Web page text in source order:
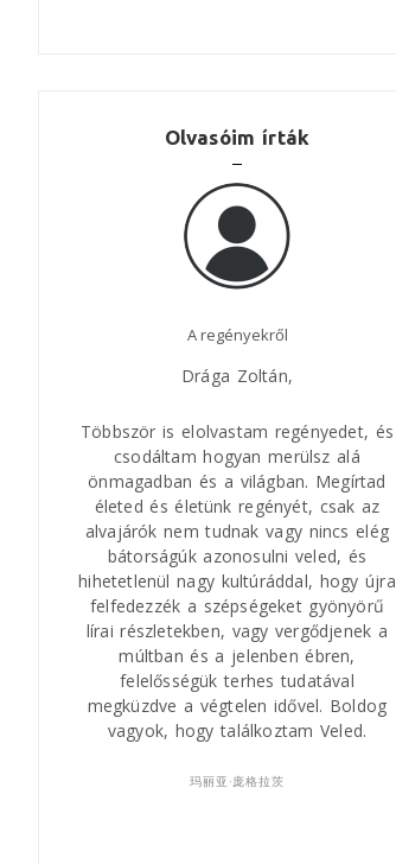
Olvasóim írták
A regényekről
Drága Zoltán,
Többször is elolvastam regényedet, és
csodáltam hogyan merülsz alá
önmagadban és a világban. Megírtad
életed és életünk regényét, csak az
alvajárók nem tudnak vagy nincs elég
bátorságúk azonosulni veled, és
hihetetlenül nagy kultúráddal, hogy újra
felfedezzék a szépségeket gyönyörű
lírai részletekben, vagy vergődjenek a
múltban és a jelenben ébren,
felelősségük terhes tudatával
megküzdve a végtelen idővel. Boldog
vagyok, hogy találkoztam Veled.
玛丽亚·庞格拉茨